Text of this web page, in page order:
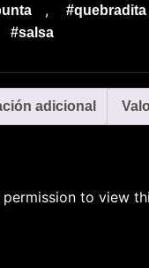
, #quebradita
#salsa
adicional
to view